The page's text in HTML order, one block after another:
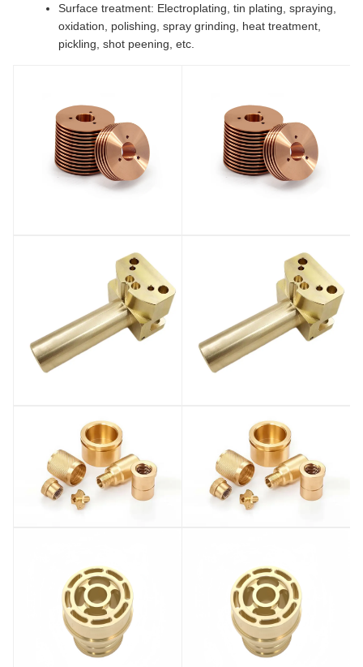
Surface treatment: Electroplating, tin plating, spraying,
oxidation, polishing, spray grinding, heat treatment,
pickling, shot peening, etc.